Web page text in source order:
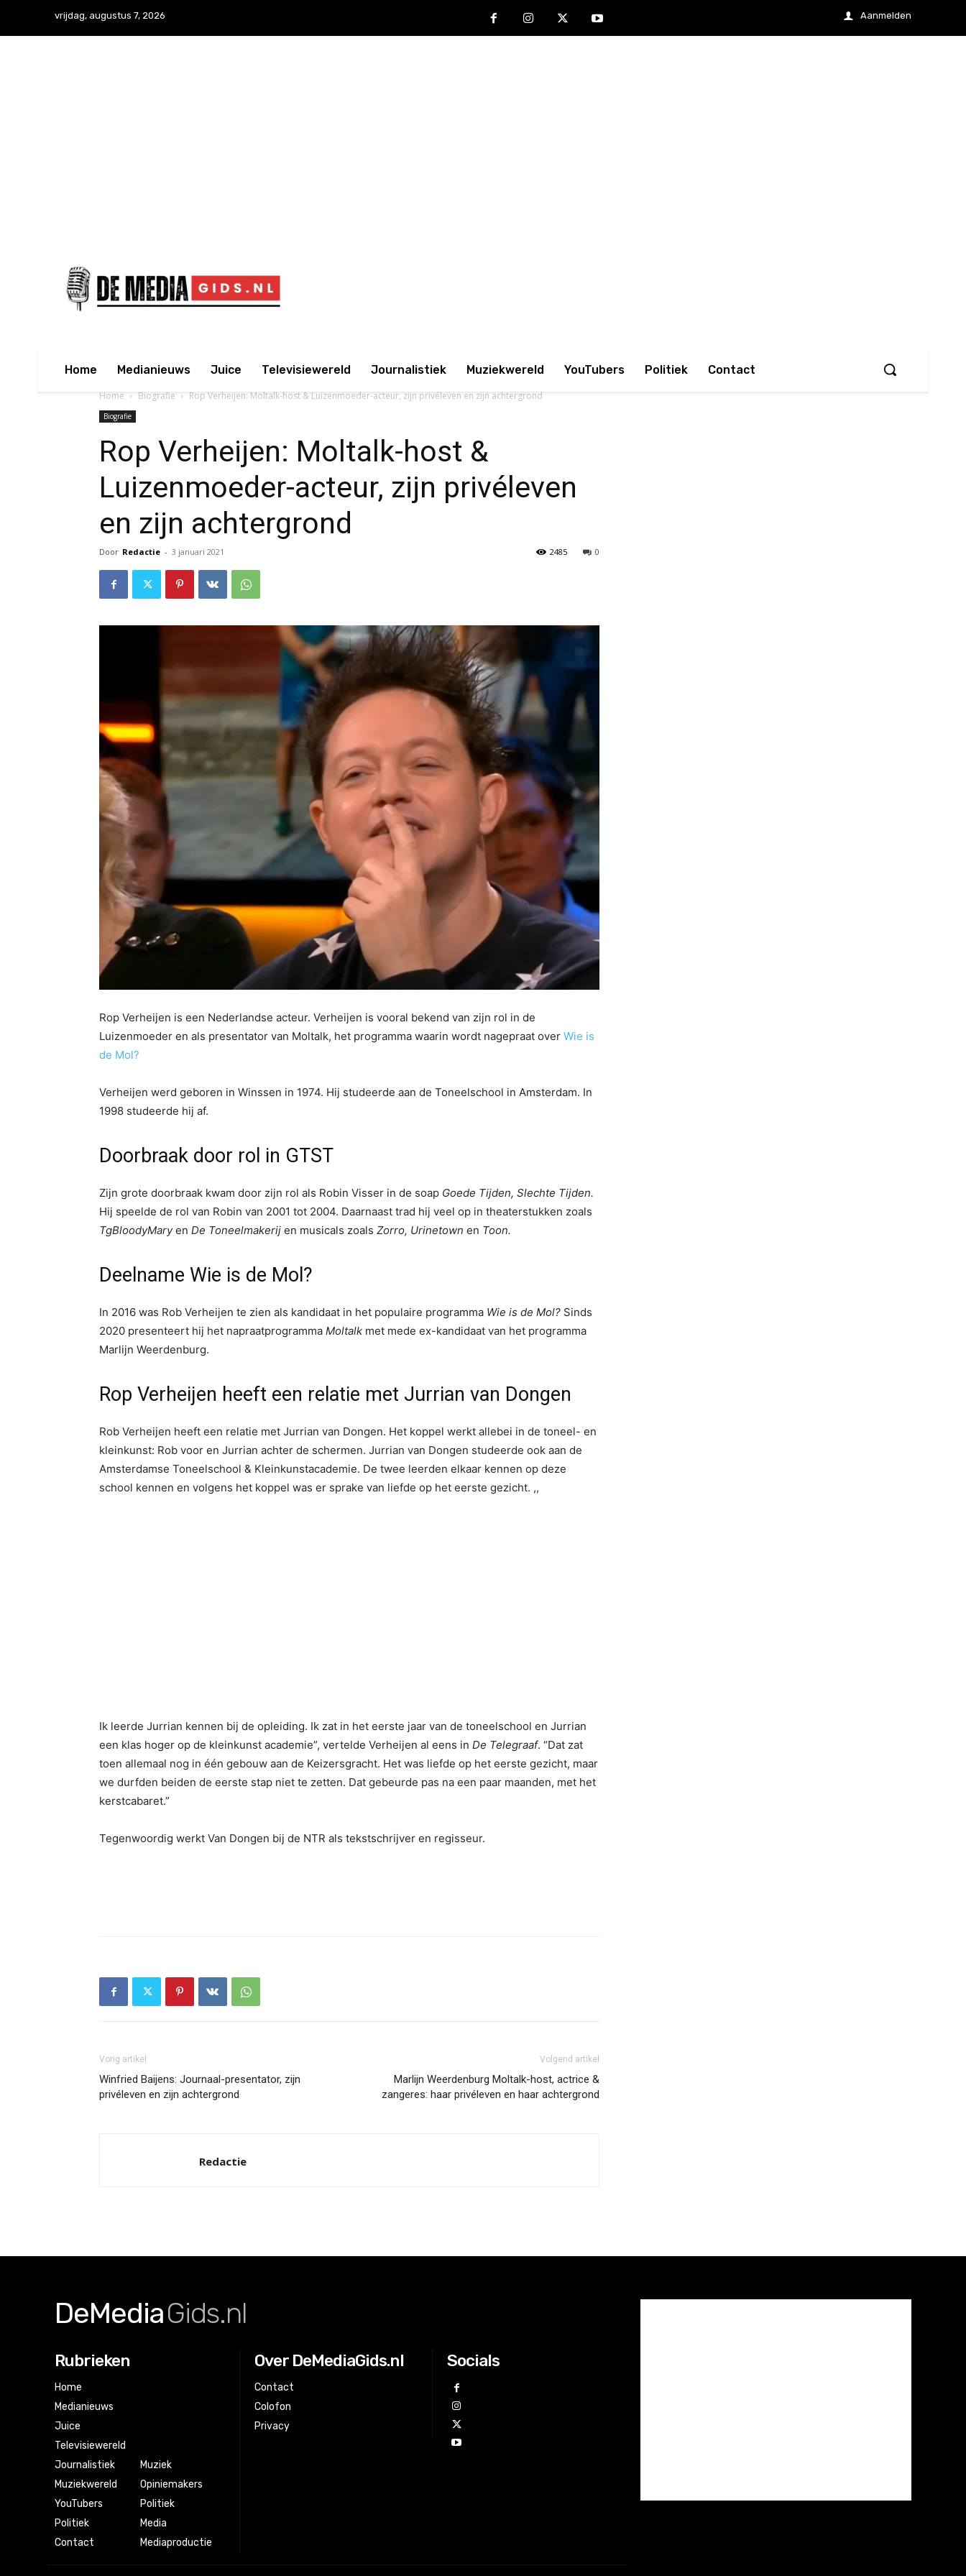
vrijdag, augustus 7, 2026 Aanmelden
Home Medianieuws Juice Televisiewereld Journalistiek Muziekwereld YouTubers Politiek Contact
Home Biografie Rop Verheijen: Moltalk-host & Luizenmoeder-acteur, zijn privéleven en zijn achtergrond
Biografie
Rop Verheijen: Moltalk-host &
Luizenmoeder-acteur, zijn privéleven
en zijn achtergrond
Door Redactie - 3 januari 2021 0
2485
Rop Verheijen is een Nederlandse acteur. Verheijen is vooral bekend van zijn rol in de
Luizenmoeder en als presentator van Moltalk, het programma waarin wordt nagepraat over Wie is
de Mol?
Verheijen werd geboren in Winssen in 1974. Hij studeerde aan de Toneelschool in Amsterdam. In
1998 studeerde hij af.
Doorbraak door rol in GTST
Zijn grote doorbraak kwam door zijn rol als Robin Visser in de soap Goede Tijden, Slechte Tijden.
Hij speelde de rol van Robin van 2001 tot 2004. Daarnaast trad hij veel op in theaterstukken zoals
TgBloodyMary en De Toneelmakerij en musicals zoals Zorro, Urinetown en Toon.
Deelname Wie is de Mol?
In 2016 was Rob Verheijen te zien als kandidaat in het populaire programma Wie is de Mol? Sinds
2020 presenteert hij het napraatprogramma Moltalk met mede ex-kandidaat van het programma
Marlijn Weerdenburg.
Rop Verheijen heeft een relatie met Jurrian van Dongen
Rob Verheijen heeft een relatie met Jurrian van Dongen. Het koppel werkt allebei in de toneel- en
kleinkunst: Rob voor en Jurrian achter de schermen. Jurrian van Dongen studeerde ook aan de
Amsterdamse Toneelschool & Kleinkunstacademie. De twee leerden elkaar kennen op deze
school kennen en volgens het koppel was er sprake van liefde op het eerste gezicht. ,,
Ik leerde Jurrian kennen bij de opleiding. Ik zat in het eerste jaar van de toneelschool en Jurrian
een klas hoger op de kleinkunst academie”, vertelde Verheijen al eens in De Telegraaf. “Dat zat
toen allemaal nog in één gebouw aan de Keizersgracht. Het was liefde op het eerste gezicht, maar
we durfden beiden de eerste stap niet te zetten. Dat gebeurde pas na een paar maanden, met het
kerstcabaret.”
Tegenwoordig werkt Van Dongen bij de NTR als tekstschrijver en regisseur.
Vorig artikel
Winfried Baijens: Journaal-presentator, zijn
privéleven en zijn achtergrond
Volgend artikel
Marlijn Weerdenburg Moltalk-host, actrice &
zangeres: haar privéleven en haar achtergrond
Redactie
DeMediaGids.nl
Rubrieken
Home
Medianieuws
Juice
Televisiewereld
Journalistiek
Muziekwereld
YouTubers
Politiek
Contact
Muziek
Opiniemakers
Politiek
Media
Mediaproductie
Over DeMediaGids.nl
Contact
Colofon
Privacy
Socials